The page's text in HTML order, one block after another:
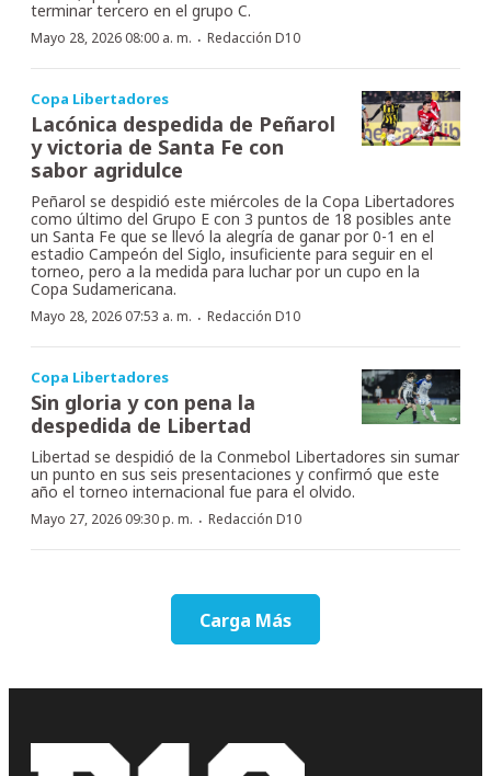
terminar tercero en el grupo C.
Mayo 28, 2026 08:00 a. m. · Redacción D10
Copa Libertadores
Lacónica despedida de Peñarol
y victoria de Santa Fe con
sabor agridulce
Peñarol se despidió este miércoles de la Copa Libertadores
como último del Grupo E con 3 puntos de 18 posibles ante
un Santa Fe que se llevó la alegría de ganar por 0-1 en el
estadio Campeón del Siglo, insuficiente para seguir en el
torneo, pero a la medida para luchar por un cupo en la
Copa Sudamericana.
Mayo 28, 2026 07:53 a. m. · Redacción D10
Copa Libertadores
Sin gloria y con pena la
despedida de Libertad
Libertad se despidió de la Conmebol Libertadores sin sumar
un punto en sus seis presentaciones y confirmó que este
año el torneo internacional fue para el olvido.
Mayo 27, 2026 09:30 p. m. · Redacción D10
Carga Más